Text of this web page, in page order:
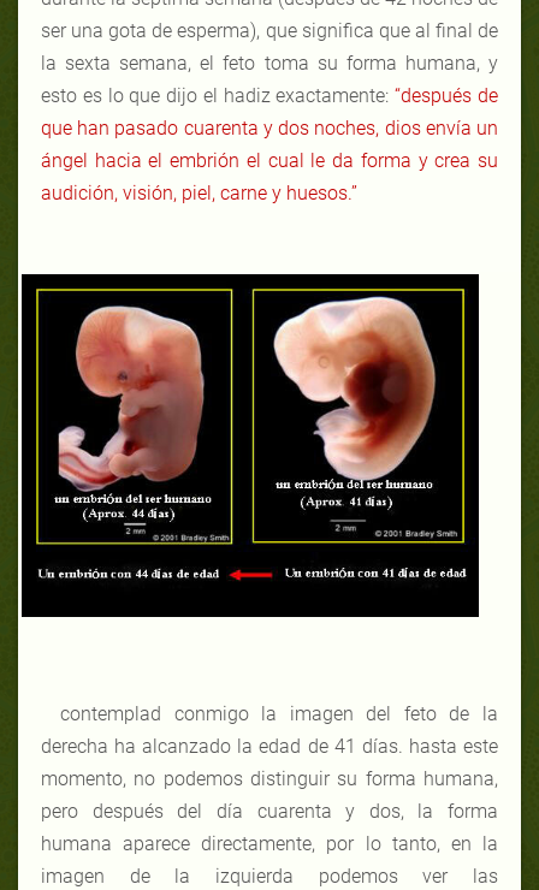
ser una gota de esperma), que significa que al final de
la sexta semana, el feto toma su forma humana, y
esto es lo que dijo el hadiz exactamente:“después de
que han pasado cuarenta y dos noches, dios envía un
ángel hacia el embrión el cual le da forma y crea su
audición, visión, piel, carne y huesos.”
contemplad conmigo la imagen del feto de la
derecha ha alcanzado la edad de 41 días. hasta este
momento, no podemos distinguir su forma humana,
pero después del día cuarenta y dos, la forma
humana aparece directamente, por lo tanto, en la
imagen de la izquierda podemos ver las